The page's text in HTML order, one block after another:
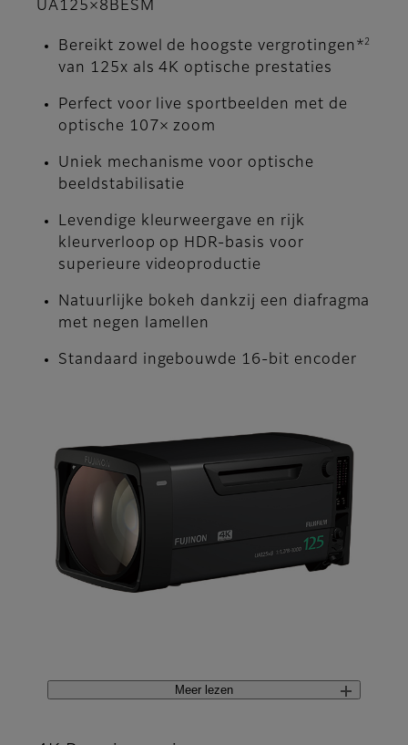
UA125×8BESM
Bereikt zowel de hoogste vergrotingen* 2
van 125x als 4K optische prestaties
Perfect voor live sportbeelden met de
optische 107× zoom
Uniek mechanisme voor optische
beeldstabilisatie
Levendige kleurweergave en rijk
kleurverloop op HDR-basis voor
superieure videoproductie
Natuurlijke bokeh dankzij een diafragma
met negen lamellen
Standaard ingebouwde 16-bit encoder
Meer lezen